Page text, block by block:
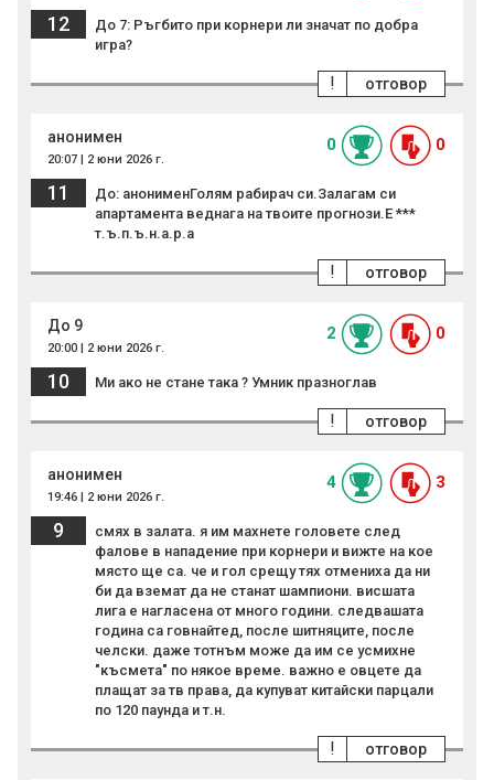
12
До 7: Ръгбито при корнери ли значат по добра
игра?
отговор
!
анонимен
20:07 | 2 юни 2026 г.
0 0
11
До: анонименГолям рабирач си.Залагам си
апартамента веднага на твоите прогнози.Е ***
т.ъ.п.ъ.н.а.р.а
отговор
!
До 9
20:00 | 2 юни 2026 г.
2 0
10 Ми ако не стане така ? Умник празноглав
отговор
!
анонимен
19:46 | 2 юни 2026 г.
4 3
9
смях в залата. я им махнете головете след
фалове в нападение при корнери и вижте на кое
място ще са. че и гол срещу тях отмениха да ни
би да вземат да не станат шампиони. висшата
лига е нагласена от много години. следвашата
година са говнайтед, после шитняците, после
челски. даже тотнъм може да им се усмихне
"късмета" по някое време. важно е овцете да
плащат за тв права, да купуват китайски парцали
по 120 паунда и т.н.
отговор
!